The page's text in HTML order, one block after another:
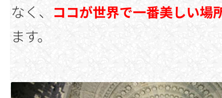
なく、 ココが世界で一番美しい場
ます。